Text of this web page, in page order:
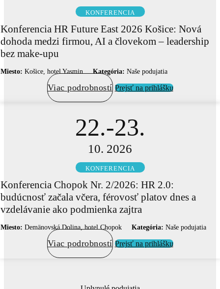
KONFERENCIA
Konferencia HR Future East 2026 Košice: Nová
dohoda medzi firmou, AI a človekom – leadership
bez make-upu
Miesto: Košice, hotel Yasmin Kategória: Naše podujatia
Viac podrobností Prejsť na prihlášku
22.-23.
10. 2026
KONFERENCIA
Konferencia Chopok Nr. 2/2026: HR 2.0:
budúcnosť začala včera, férovosť platov dnes a
vzdelávanie ako podmienka zajtra
Miesto: Demänovská Dolina, hotel Chopok Kategória: Naše podujatia
Viac podrobností Prejsť na prihlášku